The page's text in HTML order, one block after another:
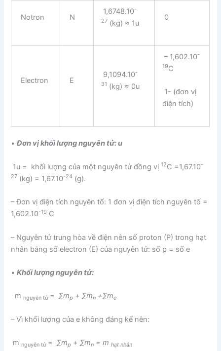
Notron N
1,6748.10-
27 (kg) ≈ 1u
0
Electron E
9,1094.10-
31 (kg) ≈ 0u
– 1,602.10-
19C
1- (đơn vị
điện tích)
•Đơn vị khối lượng nguyên tử: u
1u = khối lượng của một nguyên tử đồng vị 12C =1,67.10-
27 (kg) = 1,67.10-24 (g).
– Đơn vị điện tích nguyên tố: 1 đơn vị điện tích nguyên tố =
1,602.10-19 C
– Nguyên tử trung hòa về điện nên số proton (P) trong hạt
nhân bằng số electron (E) của nguyên tử: số p = số e
•Khối lượng nguyên tử:
m nguyên tử = ∑mp + ∑mn +∑me
– Vì khối lượng của e không đáng kể nên:
m nguyên tử = ∑mp + ∑mn = m hạt nhân